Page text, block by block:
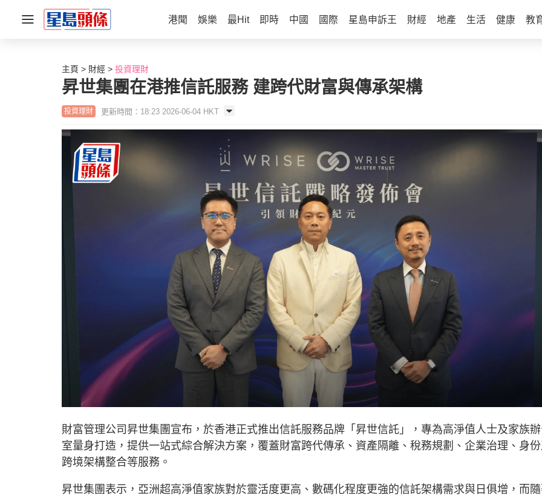
港聞 娛樂 最Hit 即時 中國 國際 星島申訴王 財經 地產 生活 健康 教
主頁 財經 投資理財
昇世集團在港推信託服務 建跨代財富與傳承架構
投資理財 更新時間：18:23 2026-06-04 HKT
財富管理公司昇世集團宣布，於香港正式推出信託服務品牌「昇世信託」，專為高淨值人士及家族
室量身打造，提供一站式綜合解決方案，覆蓋財富跨代傳承、資產隔離、稅務規劃、企業治理、身
跨境架構整合等服務。
昇世集團表示，亞洲超高淨值家族對於靈活度更高、數碼化程度更強的信託架構需求與日俱增，而